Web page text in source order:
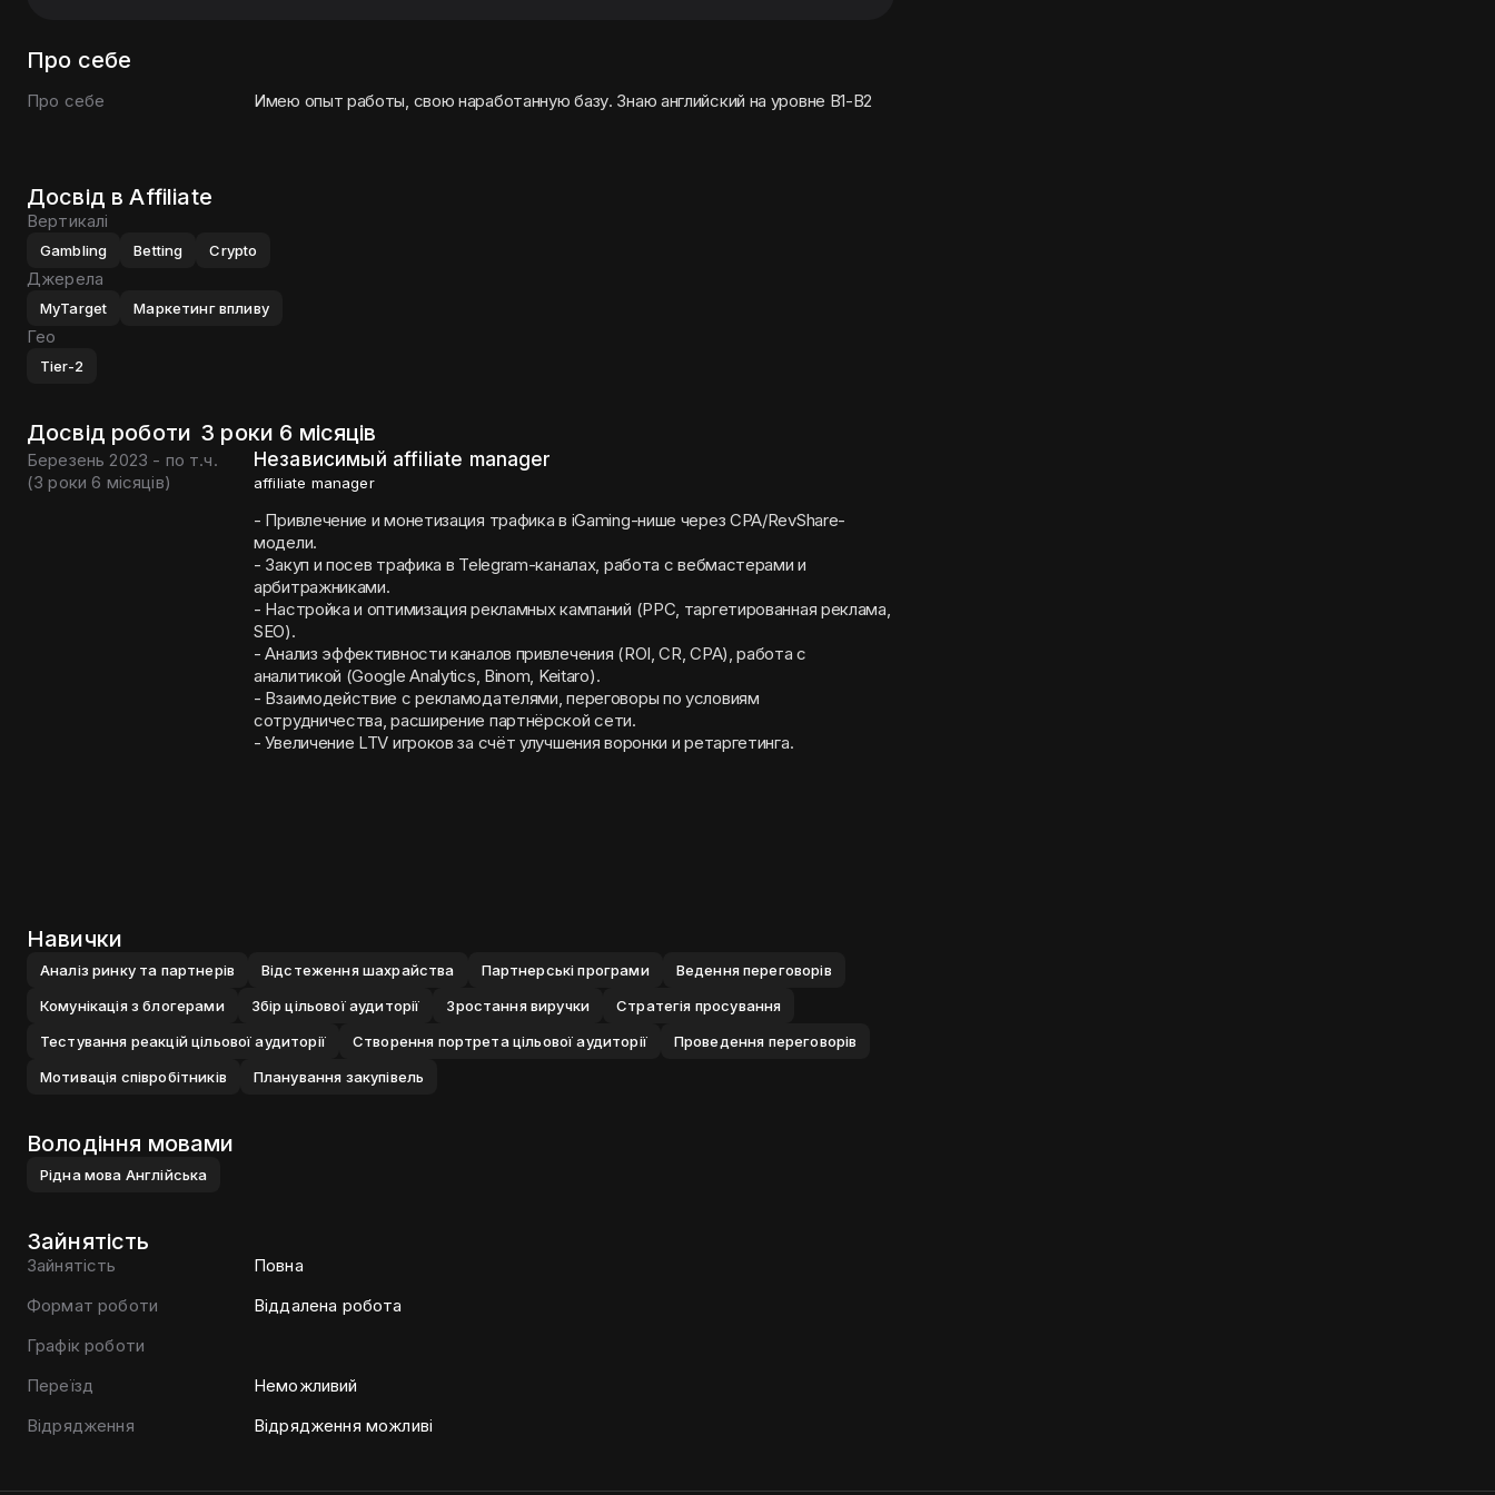
Про себе
Про себе Имею опыт работы, свою наработанную базу. Знаю английский на уровне B1-B2
Досвід в Affiliate
Вертикалі
Gambling Betting Crypto
Джерела
MyTarget Маркетинг впливу
Гео
Tier-2
Досвід роботи 3 роки 6 місяців
Березень 2023 - по т.ч.
(3 роки 6 місяців)
Независимый affiliate manager
affiliate manager
- Привлечение и монетизация трафика в iGaming-нише через CPA/RevShare-
модели.
- Закуп и посев трафика в Telegram-каналах, работа с вебмастерами и
арбитражниками.
- Настройка и оптимизация рекламных кампаний (PPC, таргетированная реклама,
SEO).
- Анализ эффективности каналов привлечения (ROI, CR, CPA), работа с
аналитикой (Google Analytics, Binom, Keitaro).
- Взаимодействие с рекламодателями, переговоры по условиям
сотрудничества, расширение партнёрской сети.
- Увеличение LTV игроков за счёт улучшения воронки и ретаргетинга.
Навички
Аналiз ринку та партнерiв Вiдстеження шахрайства Партнерськi програми
Ведення переговорiв
Комунiкацiя з блогерами
Збiр цiльової аудиторiї Зростання виручки
Стратегiя просування
Тестування реакцiй цiльової аудиторiї
Створення портрета цiльової аудиторiї
Проведення переговорiв
Мотивацiя спiвробiтникiв
Планування закупiвель
Володіння мовами
Рiдна мова Англiйська
Зайнятість
Зайнятість
Повна
Формат роботи
Віддалена робота
Графік роботи
Переїзд
Неможливий
Відрядження
Відрядження можливі